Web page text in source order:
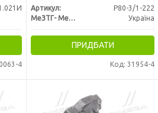
4
Артикул:
Р80-3/1-222
МеЗТГ- Мелитопольский завод гидроагрегатов
Україна
ПРИДБАТИ
Код: 31954-4